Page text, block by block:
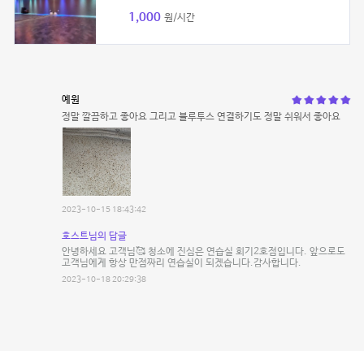
1,000 원/시간
예원
정말 깔끔하고 좋아요 그리고 블루투스 연결하기도 정말 쉬워서 좋아요
2023-10-15 18:43:42
호스트님의 답글
안녕하세요 고객님🥰 청소에 진심은 연습실 회기2호점입니다. 앞으로도
고객님에게 항상 만점짜리 연습실이 되겠습니다.감사합니다.
2023-10-18 20:29:38